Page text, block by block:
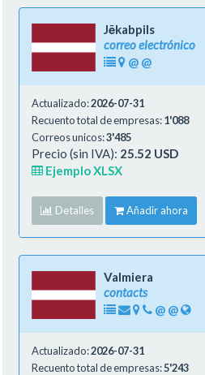
Jēkabpils
correo electrónico
@ @
Actualizado:2026-07-31
Recuento total de empresas:1'088
Correos unicos:3'485
Precio (sin IVA): 25.52 USD
Ejemplo XLSX
Detalles Añadir ahora
Valmiera
contacts
@ @
Actualizado:2026-07-31
Recuento total de empresas:5'243